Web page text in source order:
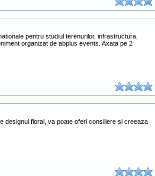
pentru studiul terenurilor, infrastructura,
organizat de abplus events. Axata pe 2
designul floral, va poate oferi consiliere si creeaza